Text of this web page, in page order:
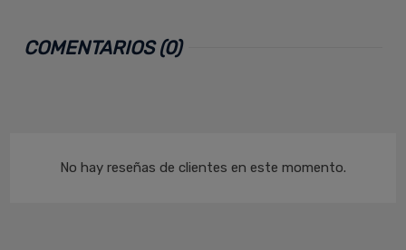
COMENTARIOS (0)
No hay reseñas de clientes en este momento.